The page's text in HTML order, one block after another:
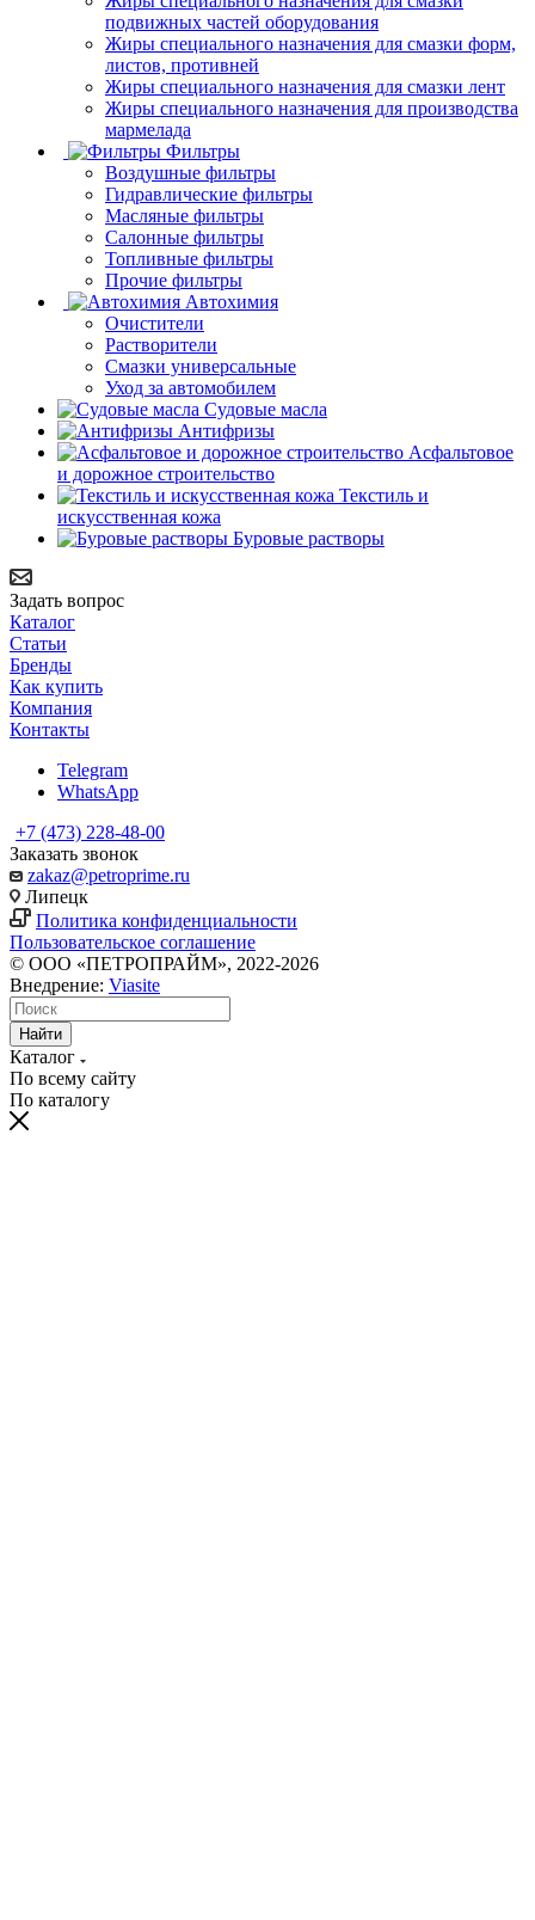
подвижных частей оборудования
Жиры специального назначения для смазки форм,
листов, противней
Жиры специального назначения для смазки лент
Жиры специального назначения для производства
мармелада
Фильтры
Воздушные фильтры
Гидравлические фильтры
Масляные фильтры
Салонные фильтры
Топливные фильтры
Прочие фильтры
Автохимия
Очистители
Растворители
Смазки универсальные
Уход за автомобилем
Судовые масла
Антифризы
Асфальтовое
и дорожное строительство
Текстиль и
искусственная кожа
Буровые растворы
Задать вопрос
Каталог
Статьи
Бренды
Как купить
Компания
Контакты
Telegram
WhatsApp
+7 (473) 228-48-00
Заказать звонок
zakaz@petroprime.ru
Липецк
Политика конфиденциальности
Пользовательское соглашение
© ООО «ПЕТРОПРАЙМ», 2022-2026
Внедрение: Viasite
Найти
Каталог
По всему сайту
По каталогу